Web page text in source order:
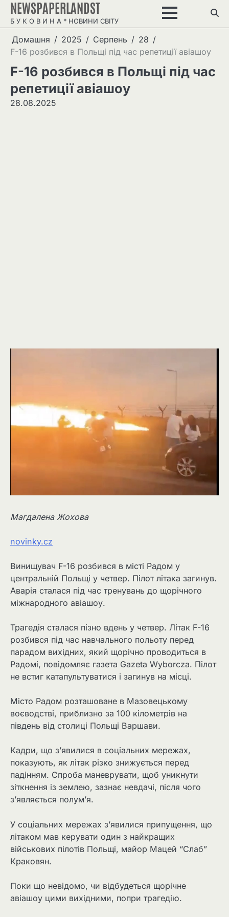
Перейти
вмісту
NEWSPAPERLANDST
Б У К О В И Н А * НОВИНИ СВІТУ
Домашня 2025 Серпень
28
F-16 розбився в Польщі під час репетиції авіашоу
F-16 розбився в Польщі під час
репетиції авіашоу
28.08.2025
Магдалена Жохова
novinky.cz
Винищувач F-16 розбився в місті Радом у
центральній Польщі у четвер. Пілот літака загинув.
Аварія сталася під час тренувань до щорічного
міжнародного авіашоу.
Трагедія сталася пізно вдень у четвер. Літак F-16
розбився під час навчального польоту перед
парадом вихідних, який щорічно проводиться в
Радомі, повідомляє газета Gazeta Wyborcza. Пілот
не встиг катапультуватися і загинув на місці.
Місто Радом розташоване в Мазовецькому
воєводстві, приблизно за 100 кілометрів на
південь від столиці Польщі Варшави.
Кадри, що з’явилися в соціальних мережах,
показують, як літак різко знижується перед
падінням. Спроба маневрувати, щоб уникнути
зіткнення із землею, зазнає невдачі, після чого
з’являється полум’я.
У соціальних мережах з’явилися припущення, що
літаком мав керувати один з найкращих
військових пілотів Польщі, майор Мацей “Слаб”
Краковян.
Поки що невідомо, чи відбудеться щорічне
авіашоу цими вихідними, попри трагедію.